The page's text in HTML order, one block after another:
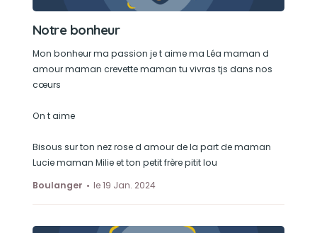
Notre bonheur
Mon bonheur ma passion je t aime ma Léa maman d
amour maman crevette maman tu vivras tjs dans nos
cœurs
On t aime
Bisous sur ton nez rose d amour de la part de maman
Lucie maman Milie et ton petit frère pitit lou
Boulanger
le 19 Jan. 2024